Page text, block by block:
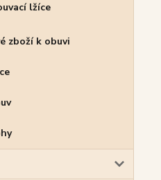
lžíce
zboží k obuvi